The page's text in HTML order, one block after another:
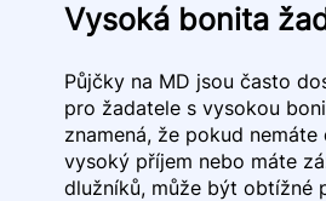
Vysoká bonita
Půjčky na MD jsou často
pro žadatele s vysokou
znamená, že pokud
vysoký příjem nebo máte
dlužníků, může být obtížné